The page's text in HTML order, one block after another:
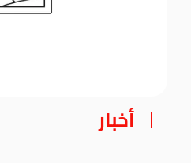
أخبار